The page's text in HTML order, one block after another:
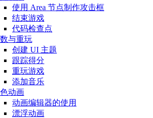
使用 Area 节点制作攻击框
结束游戏
代码检查点
与重玩
创建 UI 主题
跟踪得分
重玩游戏
添加音乐
动画
动画编辑器的使用
漂浮动画